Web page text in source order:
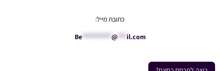
כתובת מייל:
Be********** @ *** il.com